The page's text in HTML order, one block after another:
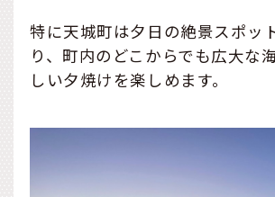
特に天城町は夕日の絶景スポッ
り、町内のどこからでも広大な
しい夕焼けを楽しめます。